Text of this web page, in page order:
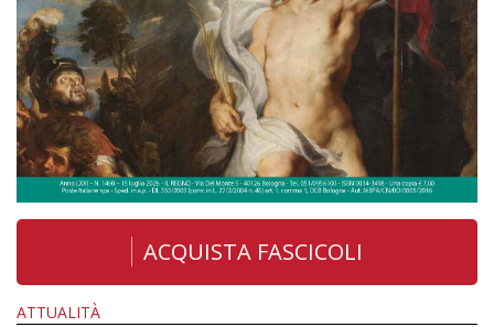
ACQUISTA FASCICOLI
ATTUALITÀ